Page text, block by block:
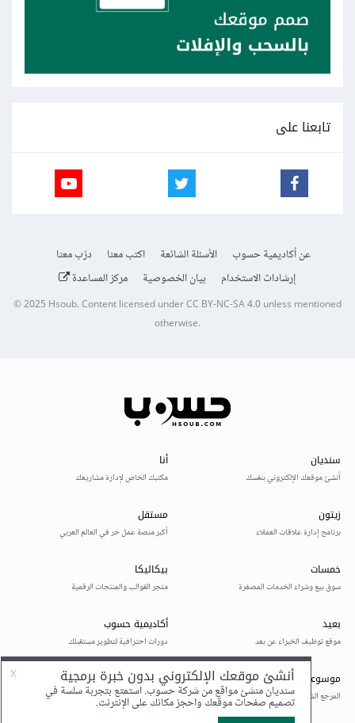
تابعنا على
عن أكاديمية حسوب الأسئلة الشائعة اكتب معنا
درّب معنا
إرشادات الاستخدام
بيان الخصوصية مركز المساعدة
© 2025Hsoub.Content licensed underCC BY-NC-SA 4.0unless mentioned
otherwise.